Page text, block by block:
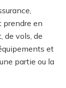
prendre en
de vols, de
et
partie ou la